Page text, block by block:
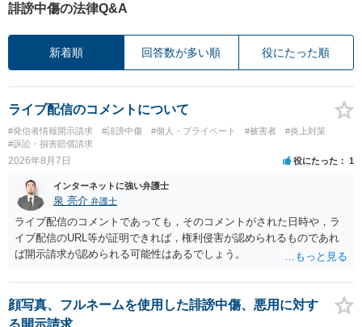
誹謗中傷の法律Q&A
新着順 回答数が多い順 役にたった順
ライブ配信のコメントについて
#発信者情報開示請求 #誹謗中傷 #個人・プライベート #被害者
#炎上対策
#訴訟・損害賠償請求
2026年8月7日 役にたった 1
インターネットに強い弁護士
泉 亮介 弁護士
ライブ配信のコメントであっても，そのコメントがされた日時や，ラ
イブ配信のURL等が証明できれば，権利侵害が認められるものであれ
ば開示請求が認められる可能性はあるでしょう。
顔写真、フルネームを使用した誹謗中傷、悪用に対す
る開示請求